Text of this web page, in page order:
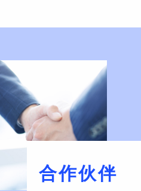
合作伙伴